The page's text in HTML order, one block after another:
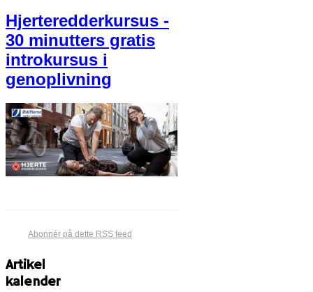
Hjerteredderkursus -
30 minutters gratis
introkursus i
genoplivning
Abonnér på dette RSS feed
Artikel
kalender